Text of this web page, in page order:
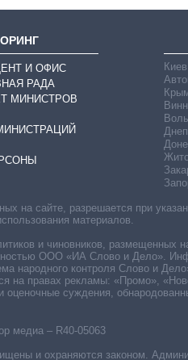
И ОФИС
РАДА
МИНИСТРОВ
Киев
медиа – R40-05063
и охраняются законом.
на сайте, разрешается при
материалов.
и чиновников, размещенных
ООО «ИА Слово и Дело».
народного контроля Слово и
на правах рекламы: «Промо»,
оценочные суждения,